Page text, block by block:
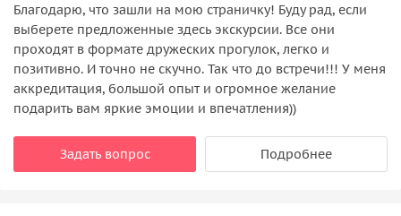
Благодарю, что зашли на мою страничку! Буду рад, если
выберете предложенные здесь экскурсии. Все они
проходят в формате дружеских прогулок, легко и
позитивно. И точно не скучно. Так что до встречи!!! У меня
аккредитация, большой опыт и огромное желание
подарить вам яркие эмоции и впечатления))
Задать вопрос Подробнее